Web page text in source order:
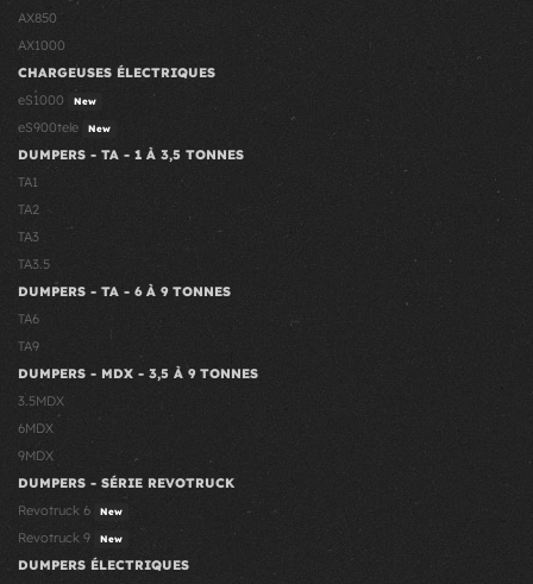
AX850
AX1000
CHARGEUSES ÉLECTRIQUES
eS1000
New
eS900tele New
DUMPERS - TA - 1 À 3,5 TONNES
TA1
TA2
TA3
TA3.5
DUMPERS - TA - 6 À 9 TONNES
TA6
TA9
DUMPERS - MDX - 3,5 À 9 TONNES
3.5MDX
6MDX
9MDX
DUMPERS - SÉRIE REVOTRUCK
Revotruck 6
New
Revotruck 9 New
DUMPERS ÉLECTRIQUES